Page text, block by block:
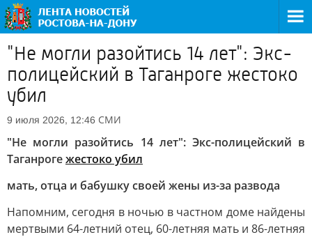
"Не могли разойтись 14 лет": Экс-
полицейский в Таганроге жестоко
убил
9 июля 2026, 12:46 СМИ
"Не могли разойтись 14 лет": Экс-полицейский в
Таганрогежестоко убил
мать, отца и бабушку своей жены из-за развода
Напомним, сегодня в ночью в частном доме найдены
мертвыми 64-летний отец, 60-летняя мать и 86-летняя